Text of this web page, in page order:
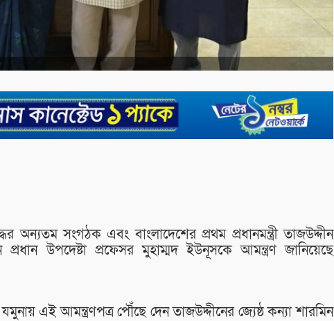
অন্যতম সংগঠক এবং বাংলাদেশের প্রথম প্রধানমন্ত্রী তাজউদ্দীন
উপদেষ্টা প্রফেসর মুহাম্মদ ইউনূসকে আমন্ত্রণ জানিয়েছে
এই আমন্ত্রণপত্র পৌঁছে দেন তাজউদ্দীনের জ্যেষ্ঠ কন্যা শারমিন